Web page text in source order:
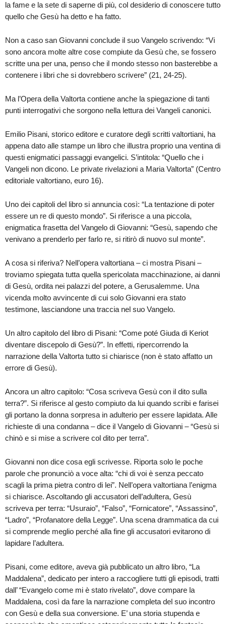
la fame e la sete di saperne di più, col desiderio di conoscere tutto
quello che Gesù ha detto e ha fatto.
Non a caso san Giovanni conclude il suo Vangelo scrivendo: “Vi
sono ancora molte altre cose compiute da Gesù che, se fossero
scritte una per una, penso che il mondo stesso non basterebbe a
contenere i libri che si dovrebbero scrivere” (21, 24-25).
Ma l’Opera della Valtorta contiene anche la spiegazione di tanti
punti interrogativi che sorgono nella lettura dei Vangeli canonici.
Emilio Pisani, storico editore e curatore degli scritti valtortiani, ha
appena dato alle stampe un libro che illustra proprio una ventina di
questi enigmatici passaggi evangelici. S’intitola: “Quello che i
Vangeli non dicono. Le private rivelazioni a Maria Valtorta” (Centro
editoriale valtortiano, euro 16).
Uno dei capitoli del libro si annuncia così: “La tentazione di poter
essere un re di questo mondo”. Si riferisce a una piccola,
enigmatica frasetta del Vangelo di Giovanni: “Gesù, sapendo che
venivano a prenderlo per farlo re, si ritirò di nuovo sul monte”.
A cosa si riferiva? Nell’opera valtortiana – ci mostra Pisani –
troviamo spiegata tutta quella spericolata macchinazione, ai danni
di Gesù, ordita nei palazzi del potere, a Gerusalemme. Una
vicenda molto avvincente di cui solo Giovanni era stato
testimone, lasciandone una traccia nel suo Vangelo.
Un altro capitolo del libro di Pisani: “Come poté Giuda di Keriot
diventare discepolo di Gesù?”. In effetti, ripercorrendo la
narrazione della Valtorta tutto si chiarisce (non è stato affatto un
errore di Gesù).
Ancora un altro capitolo: “Cosa scriveva Gesù con il dito sulla
terra?”. Si riferisce al gesto compiuto da lui quando scribi e farisei
gli portano la donna sorpresa in adulterio per essere lapidata. Alle
richieste di una condanna – dice il Vangelo di Giovanni – “Gesù si
chinò e si mise a scrivere col dito per terra”.
Giovanni non dice cosa egli scrivesse. Riporta solo le poche
parole che pronunciò a voce alta: “chi di voi è senza peccato
scagli la prima pietra contro di lei”. Nell’opera valtortiana l’enigma
si chiarisce. Ascoltando gli accusatori dell’adultera, Gesù
scriveva per terra: “Usuraio”, “Falso”, “Fornicatore”, “Assassino”,
“Ladro”, “Profanatore della Legge”. Una scena drammatica da cui
si comprende meglio perché alla fine gli accusatori evitarono di
lapidare l’adultera.
Pisani, come editore, aveva già pubblicato un altro libro, “La
Maddalena”, dedicato per intero a raccogliere tutti gli episodi, tratti
dall’ “Evangelo come mi è stato rivelato”, dove compare la
Maddalena, così da fare la narrazione completa del suo incontro
con Gesù e della sua conversione. E’ una storia stupenda e